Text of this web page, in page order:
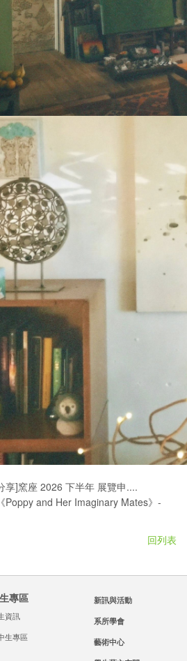
享]窯座 2026 下半年 展覽申....
Poppy and Her Imaginary Mates》-
回列表
專區
資訊
生專區
新訊與活動
系所學會
藝術中心